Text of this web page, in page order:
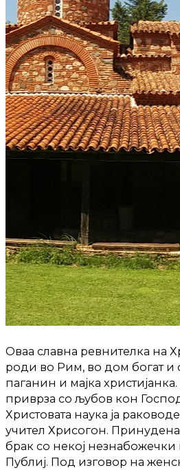
Оваа славна ревнителка на
роди во Рим, во дом богат и
паганин и мајка
приврза со љубов кон
Христовата наука ја
учител Хрисогон. Принудена
брак со некој
Публиј. Под изговор на